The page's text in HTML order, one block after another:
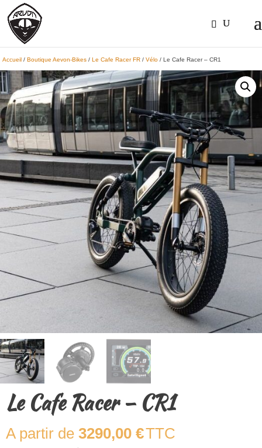
Accueil /Boutique Aevon-Bikes /Le Cafe Racer FR /Vélo / Le Cafe Racer – CR1
Le Cafe Racer – CR1
3290,00 €TTC